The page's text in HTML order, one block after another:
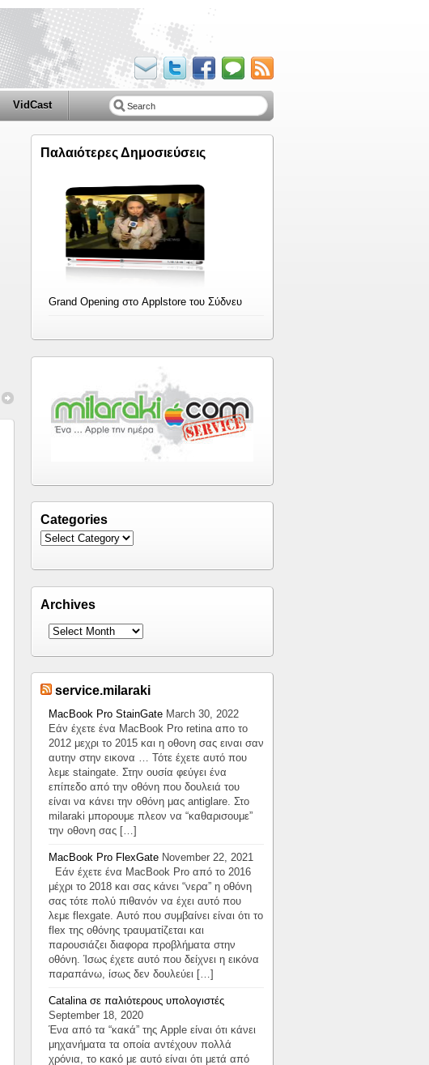
VidCast
Παλαιότερες Δημοσιεύσεις
Grand Opening στο Applstore του Σύδνευ
Categories
Archives
service.milaraki
MacBook Pro StainGate March 30, 2022
Εάν έχετε ένα MacBook Pro retina απο το
2012 μεχρι το 2015 και η οθονη σας ειναι σαν
αυτην στην εικονα … Τότε έχετε αυτό που
λεμε staingate. Στην ουσία φεύγει ένα
επίπεδο από την οθόνη που δουλειά του
είναι να κάνει την οθόνη μας antiglare. Στο
milaraki μπορουμε πλεον να “καθαρισουμε”
την οθονη σας […]
MacBook Pro FlexGate November 22, 2021
Εάν έχετε ένα MacBook Pro από το 2016
μέχρι το 2018 και σας κάνει “νερα” η οθόνη
σας τότε πολύ πιθανόν να έχει αυτό που
λεμε flexgate. Αυτό που συμβαίνει είναι ότι το
flex της οθόνης τραυματίζεται και
παρουσιάζει διαφορα προβλήματα στην
οθόνη. Ίσως έχετε αυτό που δείχνει η εικόνα
παραπάνω, ίσως δεν δουλεύει […]
Catalina σε παλιότερους υπολογιστές
September 18, 2020
Ένα από τα “κακά” της Apple είναι ότι κάνει
μηχανήματα τα οποία αντέχουν πολλά
χρόνια, το κακό με αυτό είναι ότι μετά από